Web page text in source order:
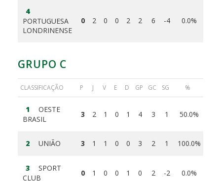
4
PORTUGUESA
LONDRINENSE
0 2 0 0 2 2 6 -4 0.0%
GRUPO C
CLASSIFICAÇÃO P J V E D GP GC SG %
1
OESTE
BRASIL
3 2 1 0 1 4 3 1 50.0%
2 UNIÃO 3 1 1 0 0 3 2 1 100.0%
3
SPORT
CLUB
0 1 0 0 1 0 2 -2 0.0%